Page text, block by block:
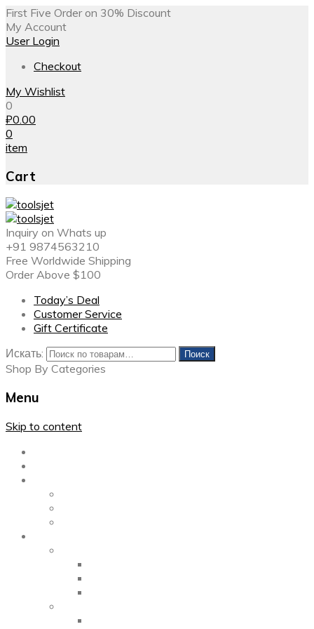
First Five Order on 30% Discount
My Account
User Login
Checkout
My Wishlist
0
₽0.00
0
item
Cart
Inquiry on Whats up
+91 9874563210
Free Worldwide Shipping
Order Above $100
Today’s Deal
Customer Service
Gift Certificate
Искать:
Поиск
Shop By Categories
Menu
Skip to content